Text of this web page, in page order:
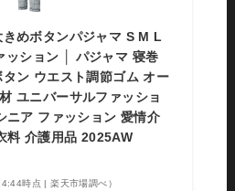
めボタンパジャマ S M L
ッション │ パジャマ 寝巻
ン ウエスト調節ゴム オー
ユニバーサルファッショ
ニア ファッション 愛情介
料 介護用品 2025AW
時点 | 楽天市場調べ）